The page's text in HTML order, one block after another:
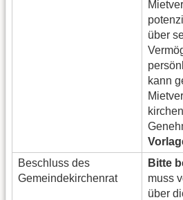
über
kann
Beschluss des
Gemeindekirchenrat
Bitte
muss
über